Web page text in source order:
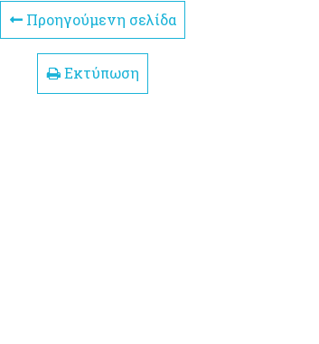
Προηγούμενη σελίδα
Εκτύπωση